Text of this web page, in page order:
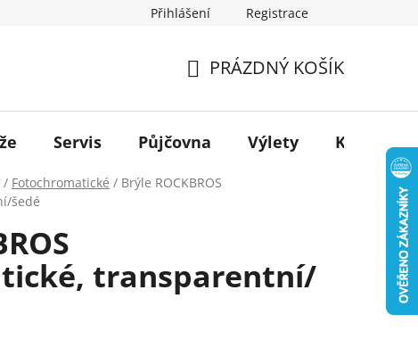
Přihlášení Registrace
KOŠÍK
PRÁZDNÝ KOŠÍK
Servis Půjčovna Výlety Kontakt
/ Fotochromatické / Brýle ROCKBROS
šedé
transparentní/